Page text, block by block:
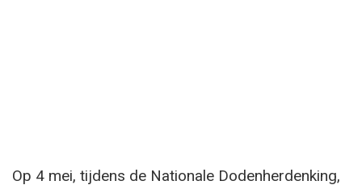
Op 4 mei, tijdens de Nationale Dodenherdenking,